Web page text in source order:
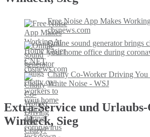
Free Noise App Makes
cbsnews.com
Online sound generator brings
your home office during
CNET
Chatty Co-Worker Driving You
White Noise - WSJ
Extra-Service und Urlaubs-
Windeck, Sieg